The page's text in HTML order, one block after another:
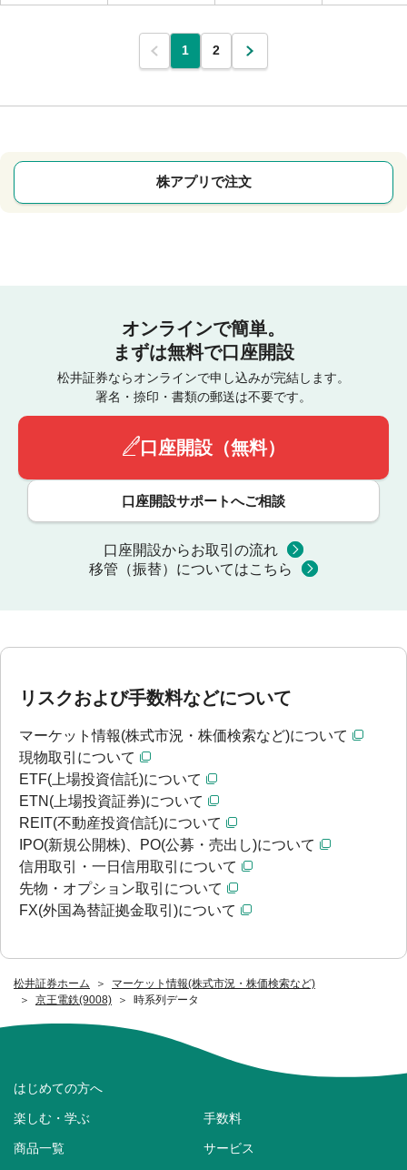
松井証券ホーム
マーケット情報(株式市況・株価検索など)
京王電鉄(9008)
時系列データ
1 2
株アプリで注文
オンラインで簡単。
まずは無料で口座開設
松井証券ならオンラインで申し込みが完結します。
署名・捺印・書類の郵送は不要です。
口座開設（無料）
口座開設サポートへご相談
口座開設からお取引の流れ
移管（振替）についてはこちら
リスクおよび手数料などについて
マーケット情報(株式市況・株価検索など)について
現物取引について
ETF(上場投資信託)について
ETN(上場投資証券)について
REIT(不動産投資信託)について
IPO(新規公開株)、PO(公募・売出し)について
信用取引・一日信用取引について
先物・オプション取引について
FX(外国為替証拠金取引)について
はじめての方へ
楽しむ・学ぶ 手数料
商品一覧 サービス